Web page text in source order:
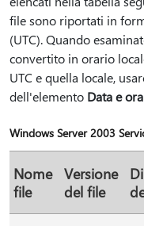
file sono riportati in
(UTC). Quando
convertito in orario
UTC e quella locale,
dell'elemento Data e ora
Windows Server 2003
Nome
file
Versione
del file